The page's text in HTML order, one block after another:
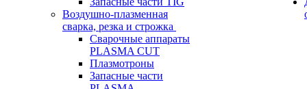
Воздушно-плазменная
сварка, резка и строжка
Сварочные аппараты
PLASMA CUT
Плазмотроны
Запасные части